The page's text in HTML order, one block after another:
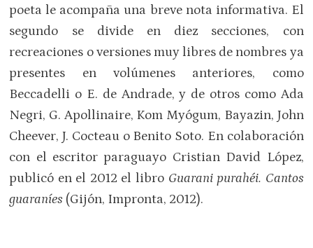
poeta le acompaña una breve nota informativa. El
segundo se divide en diez secciones, con
recreaciones o versiones muy libres de nombres ya
presentes en volúmenes anteriores, como
Beccadelli o E. de Andrade, y de otros como Ada
Negri, G. Apollinaire, Kom Myógum, Bayazin, John
Cheever, J. Cocteau o Benito Soto. En colaboración
con el escritor paraguayo Cristian David López,
publicó en el 2012 el libro Guarani purahéi. Cantos
guaraníes (Gijón, Impronta, 2012).